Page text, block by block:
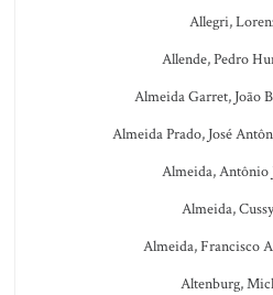
Allegri,
Allende, Pedro
Almeida Garret, João
Almeida Prado, José
Almeida, Antônio
Almeida,
Almeida, Francisco
Altenburg,